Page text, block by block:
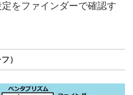
定をファインダーで確認す
）